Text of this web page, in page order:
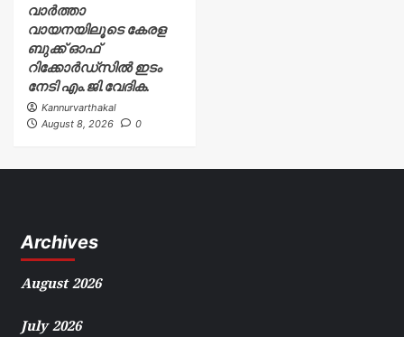
വാർത്താ
വായനയിലൂടെ കേരള
ബുക്ക് ഓഫ്
റിക്കോർഡ്സിൽ ഇടം
നേടി എം.ജി.വേദിക.
Kannurvarthakal
August 8, 2026
0
Archives
August 2026
July 2026